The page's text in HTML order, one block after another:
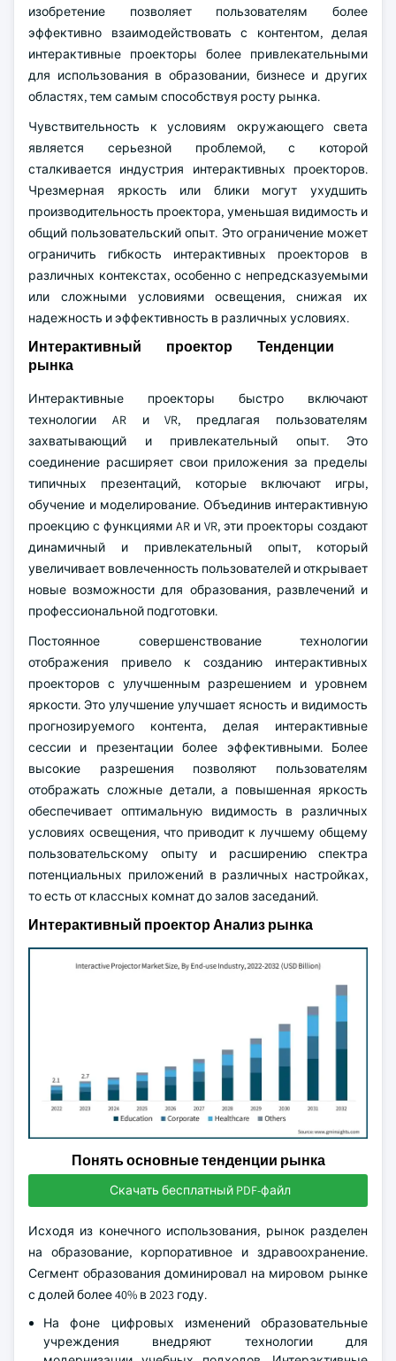
изобретение позволяет пользователям более
эффективно взаимодействовать с контентом, делая
интерактивные проекторы более привлекательными
для использования в образовании, бизнесе и других
областях, тем самым способствуя росту рынка.
Чувствительность к условиям окружающего света
является серьезной проблемой, с которой
сталкивается индустрия интерактивных проекторов.
Чрезмерная яркость или блики могут ухудшить
производительность проектора, уменьшая видимость и
общий пользовательский опыт. Это ограничение может
ограничить гибкость интерактивных проекторов в
различных контекстах, особенно с непредсказуемыми
или сложными условиями освещения, снижая их
надежность и эффективность в различных условиях.
Интерактивный проектор Тенденции
рынка
Интерактивные проекторы быстро включают
технологии AR и VR, предлагая пользователям
захватывающий и привлекательный опыт. Это
соединение расширяет свои приложения за пределы
типичных презентаций, которые включают игры,
обучение и моделирование. Объединив интерактивную
проекцию с функциями AR и VR, эти проекторы создают
динамичный и привлекательный опыт, который
увеличивает вовлеченность пользователей и открывает
новые возможности для образования, развлечений и
профессиональной подготовки.
Постоянное совершенствование технологии
отображения привело к созданию интерактивных
проекторов с улучшенным разрешением и уровнем
яркости. Это улучшение улучшает ясность и видимость
прогнозируемого контента, делая интерактивные
сессии и презентации более эффективными. Более
высокие разрешения позволяют пользователям
отображать сложные детали, а повышенная яркость
обеспечивает оптимальную видимость в различных
условиях освещения, что приводит к лучшему общему
пользовательскому опыту и расширению спектра
потенциальных приложений в различных настройках,
то есть от классных комнат до залов заседаний.
Интерактивный проектор Анализ рынка
Понять основные тенденции рынка
Скачать бесплатный PDF-файл
Исходя из конечного использования, рынок разделен
на образование, корпоративное и здравоохранение.
Сегмент образования доминировал на мировом рынке
с долей более 40% в 2023 году.
На фоне цифровых изменений образовательные
учреждения внедряют технологии для